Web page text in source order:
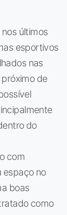
últimos
esportivos
nas
de
do
com
espaço no
boas
como